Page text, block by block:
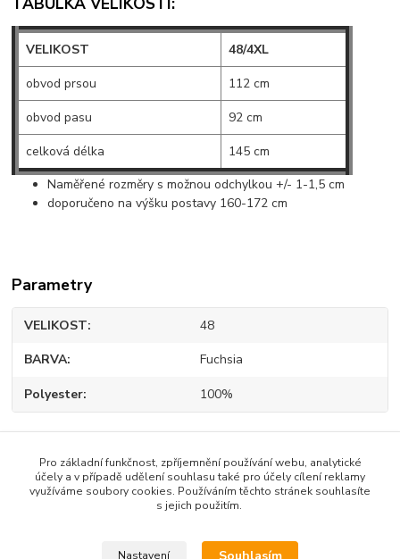
VELIKOST
48/4XL
obvod prsou
112 cm
obvod pasu
92 cm
celková délka
145 cm
Naměřené rozměry s možnou odchylkou +/- 1-1,5 cm
doporučeno na výšku postavy 160-172 cm
Parametry
VELIKOST 48
BARVA Fuchsia
Polyester 100%
Zboží zařazeno v kategoriích
Pro základní funkčnost, zpříjemnění používání webu, analytické
účely a v případě udělení souhlasu také pro účely cílení reklamy
využíváme soubory cookies. Používáním těchto stránek souhlasíte
s jejich použitím.
Nastavení